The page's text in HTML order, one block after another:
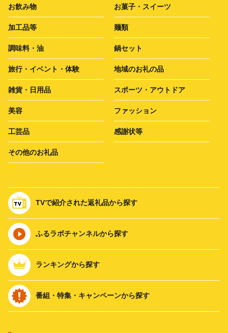
お飲み物 お菓子・スイーツ
加工品等 麺類
調味料・油 鍋セット
旅行・イベント・体験 地域のお礼の品
雑貨・日用品 スポーツ・アウトドア
美容 ファッション
工芸品 感謝状等
その他のお礼品
TVで紹介された返礼品から探す
ふるラボチャンネルから探す
ランキングから探す
番組・特集・キャンペーンから探す